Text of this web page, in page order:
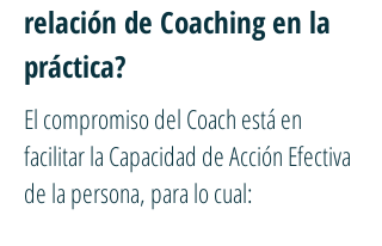
relación de Coaching en la
práctica?
El compromiso del Coach está en
facilitar la Capacidad de Acción Efectiva
de la persona, para lo cual: